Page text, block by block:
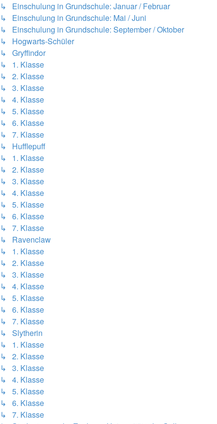
↳ Einschulung in Grundschule: Januar / Februar
↳ Einschulung in Grundschule: Mai / Juni
↳ Einschulung in Grundschule: September / Oktober
↳ Hogwarts-Schüler
↳ Gryffindor
↳ 1. Klasse
↳ 2. Klasse
↳ 3. Klasse
↳ 4. Klasse
↳ 5. Klasse
↳ 6. Klasse
↳ 7. Klasse
↳ Hufflepuff
↳ 1. Klasse
↳ 2. Klasse
↳ 3. Klasse
↳ 4. Klasse
↳ 5. Klasse
↳ 6. Klasse
↳ 7. Klasse
↳ Ravenclaw
↳ 1. Klasse
↳ 2. Klasse
↳ 3. Klasse
↳ 4. Klasse
↳ 5. Klasse
↳ 6. Klasse
↳ 7. Klasse
↳ Slytherin
↳ 1. Klasse
↳ 2. Klasse
↳ 3. Klasse
↳ 4. Klasse
↳ 5. Klasse
↳ 6. Klasse
↳ 7. Klasse